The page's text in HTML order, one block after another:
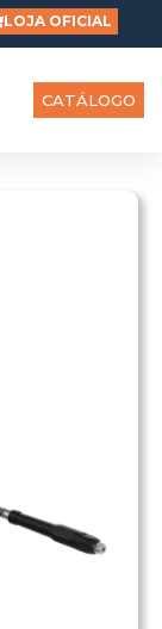
LOJA OFICIAL
CATÁLOGO